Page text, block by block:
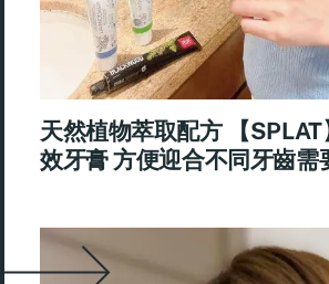
天然植物萃取配方 【
效牙膏 方便迎合不同牙齒需